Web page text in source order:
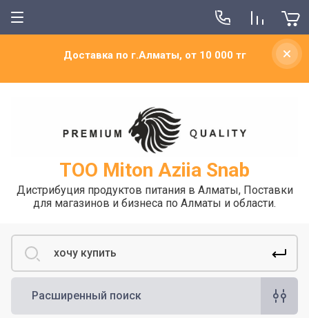
Доставка по г.Алматы, от 10 000 тг
ТОО Miton Aziia Snab
Дистрибуция продуктов питания в Алматы, Поставки
для магазинов и бизнеса по Алматы и области.
Расширенный поиск